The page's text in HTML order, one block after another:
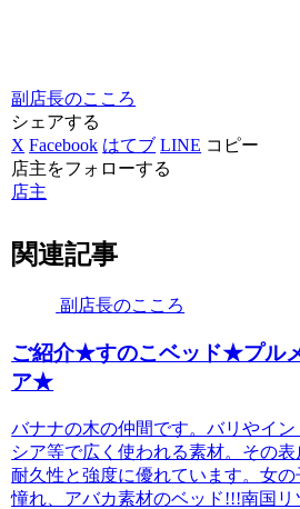
副店長のこころ
シェアする
X Facebook はてブ LINE コピー
店主をフォローする
店主
関連記事
副店長のこころ
ご紹介★すのこベッド★プル
ア★
バナナの木の仲間です。バリやイン
シア等で広く使われる素材。その表
耐久性と強度に優れています。女の
憧れ、アバカ素材のベッド!!!南国リ